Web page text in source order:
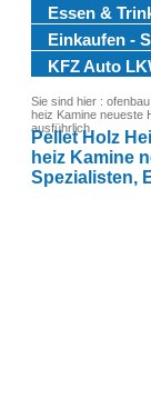
Essen &
Einkaufen -
KFZ Auto
Sie sind hier : ofenbau
heiz Kamine neueste
ausführlich
Pellet Holz
heiz Kamine
Spezialisten,